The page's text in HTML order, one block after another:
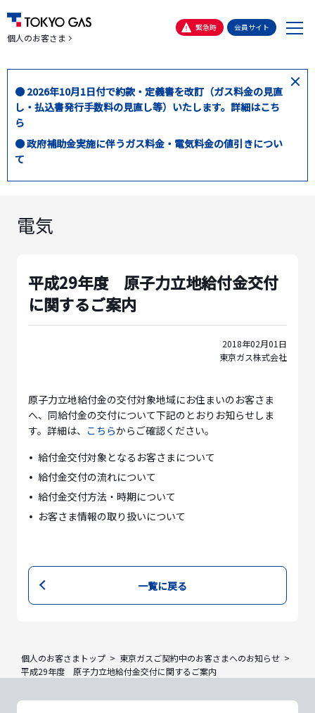
個人のお客さま
緊急時 会員サイト
メ
● 2026年10月1日付で約款・定義書を改訂（ガス料金の見直
し・払込書発行手数料の見直し等）いたします。詳細はこち
ら
● 政府補助金実施に伴うガス料金・電気料金の値引きについ
て
閉
電気
平成29年度 原子力立地給付金交付
に関するご案内
2018年02月01日
東京ガス株式会社
原子力立地給付金の交付対象地域にお住まいのお客さま
へ、同給付金の交付について下記のとおりお知らせしま
す。詳細は、 こちらからご確認ください。
給付金交付対象となるお客さまについて
給付金交付の流れについて
給付金交付方法・時期について
お客さま情報の取り扱いについて
一覧に戻る
個人のお客さまトップ
東京ガスご契約中のお客さまへのお知らせ
平成29年度 原子力立地給付金交付に関するご案内